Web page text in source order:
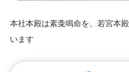
本社本殿は素戔鳴命を、若宮本
います